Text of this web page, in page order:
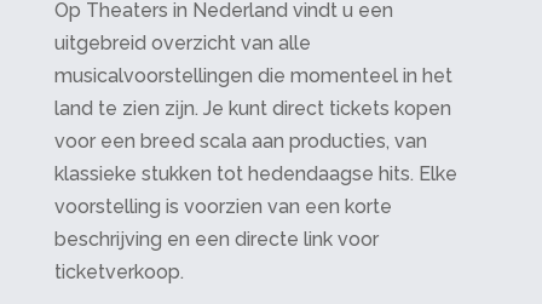
Op Theaters in Nederland vindt u een
uitgebreid overzicht van alle
musicalvoorstellingen die momenteel in het
land te zien zijn. Je kunt direct tickets kopen
voor een breed scala aan producties, van
klassieke stukken tot hedendaagse hits. Elke
voorstelling is voorzien van een korte
beschrijving en een directe link voor
ticketverkoop.